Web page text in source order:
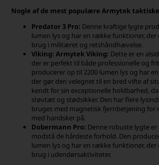
Nogle af de mest populære Armytek
Predator 3 Pro: Denne kraftige lygte
lumen lys og har en række funktioner, der
brug i militæret og retshåndhævelse.
Viking: Armytek Viking: Dette er en
der er perfekt til både professionelle og
producerer op til 2200 lumen lys og har
der gør den velegnet til en bred vifte af
kendt for sin exceptionelle holdbarhed,
støvtæt og stødsikker. Den har flere
bruges med magnetisk fjernbetjening for
med handsker på.
Dobermann Pro: Denne robuste lygte
modstå de hårdeste forhold. Den
lumen lys og har en række funktioner, der
brug i udendørsaktiviteter.